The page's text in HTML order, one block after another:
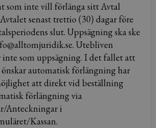
som inte vill förlänga sitt Avtal
senast trettio (30) dagar före
slut. Uppsägning ska ske
Utebliven
som uppsägning. I det fallet att
automatisk förlängning har
att direkt vid beställning
förlängning via
Anteckningar i
Kassan.